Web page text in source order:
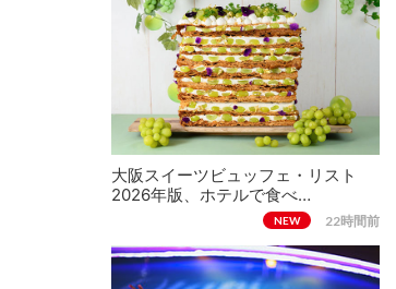
大阪スイーツビュッフェ・リスト
2026年版、ホテルで食べ…
NEW 22時間前